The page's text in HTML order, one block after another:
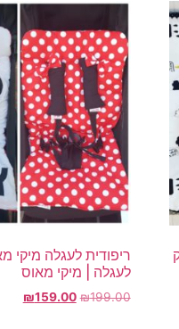
ריפודית לעגלה מיקי
לעגלה | מיקי מאוס
₪199.00
המחיר
₪159.00